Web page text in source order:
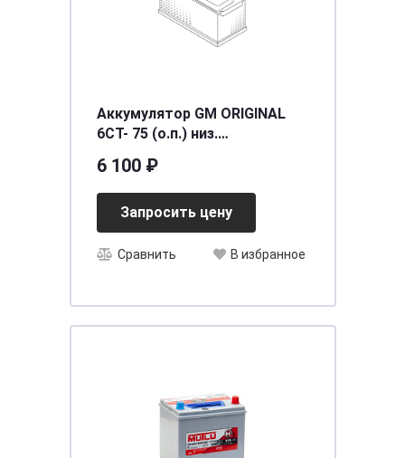
Аккумулятор GM ORIGINAL
6СТ- 75 (о.п.) низ.
6 100 ₽
Запросить цену
Сравнить В избранное